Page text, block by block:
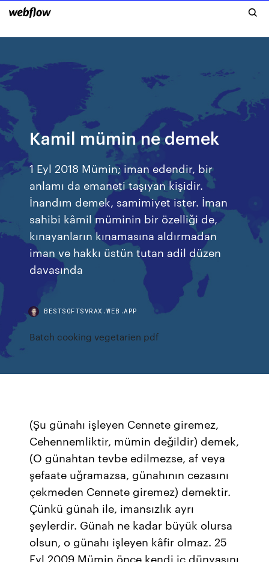
Kamil mümin ne demek
1 Eyl 2018 Mümin; iman edendir, bir
anlamı da emaneti taşıyan kişidir.
İnandım demek, samimiyet ister. İman
sahibi kâmil müminin bir özelliği de,
kınayanların kınamasına aldırmadan
iman ve hakkı üstün tutan adil düzen
davasında
BESTSOFTSVRAX.WEB.APP
Batch cooking vegetarien pdf
(Şu günahı işleyen Cennete giremez,
Cehennemliktir, mümin değildir) demek,
(O günahtan tevbe edilmezse, af veya
şefaate uğramazsa, günahının cezasını
çekmeden Cennete giremez) demektir.
Çünkü günah ile, imansızlık ayrı
şeylerdir. Günah ne kadar büyük olursa
olsun, o günahı işleyen kâfir olmaz. 25
Eyl 2009 Mümin önce kendi iç dünyasını